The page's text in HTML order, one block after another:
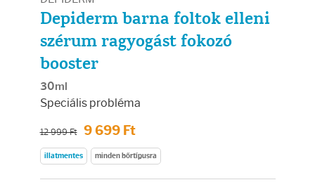
Depiderm barna foltok elleni
szérum ragyogást fokozó
booster
30ml
Speciális probléma
12 999 Ft 9 699 Ft
illatmentes minden bőrtípusra
Ajakápolók
Hajápolás
Samponok
Hajmaszkok